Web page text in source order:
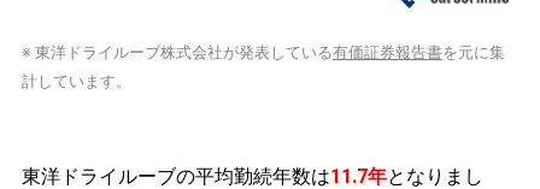
※ 東洋ドライルーブ株式会社が発表している有価証券報告書を元に集
計しています。
東洋ドライルーブの平均勤続年数は11.7年となりまし